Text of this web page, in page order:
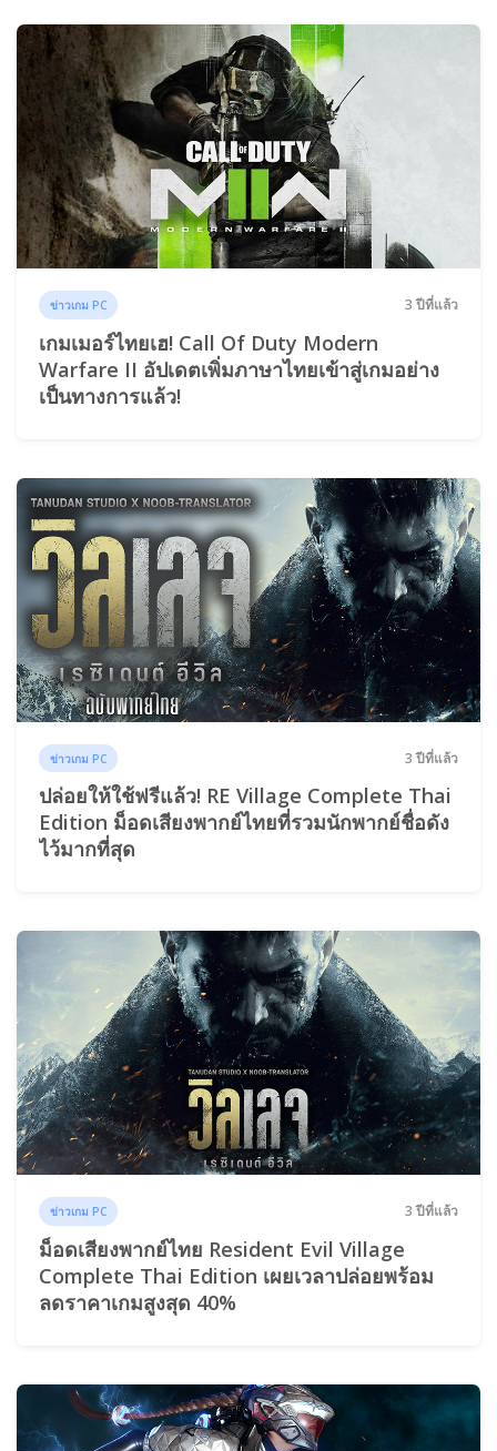
ข่าวเกม PC 3 ปีที่แล้ว
เกมเมอร์ไทยเฮ! Call Of Duty Modern
Warfare II อัปเดตเพิ่มภาษาไทยเข้าสู่เกมอย่าง
เป็นทางการแล้ว!
ข่าวเกม PC 3 ปีที่แล้ว
ปล่อยให้ใช้ฟรีแล้ว! RE Village Complete Thai
Edition ม็อดเสียงพากย์ไทยที่รวมนักพากย์ชื่อดัง
ไว้มากที่สุด
ข่าวเกม PC 3 ปีที่แล้ว
ม็อดเสียงพากย์ไทย Resident Evil Village
Complete Thai Edition เผยเวลาปล่อยพร้อม
ลดราคาเกมสูงสุด 40%